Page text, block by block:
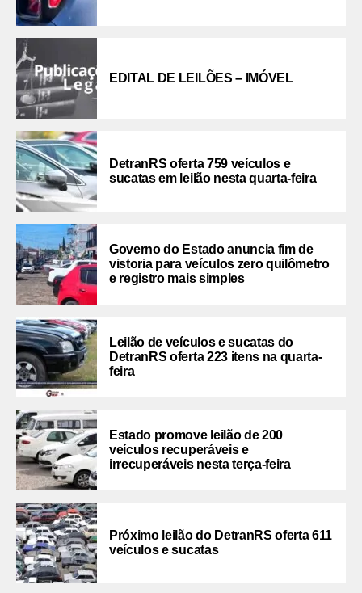
EDITAL DE LEILÕES – IMÓVEL
DetranRS oferta 759 veículos e
sucatas em leilão nesta quarta-feira
Governo do Estado anuncia fim de
vistoria para veículos zero quilômetro
e registro mais simples
Leilão de veículos e sucatas do
DetranRS oferta 223 itens na quarta-
feira
Estado promove leilão de 200
veículos recuperáveis e
irrecuperáveis nesta terça-feira
Próximo leilão do DetranRS oferta 611
veículos e sucatas